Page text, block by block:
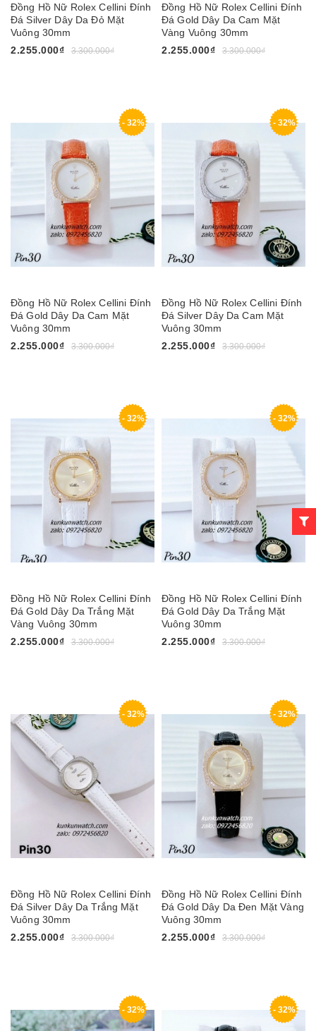
Đồng Hồ Nữ Rolex Cellini Đính
Đá Silver Dây Da Đỏ Mặt
Vuông 30mm
2.255.000₫
3.300.000₫
Đồng Hồ Nữ Rolex Cellini Đính
Đá Gold Dây Da Cam Mặt
Vàng Vuông 30mm
2.255.000₫
3.300.000₫
- 32%
Đồng Hồ Nữ Rolex Cellini Đính
Đá Gold Dây Da Cam Mặt
Vuông 30mm
2.255.000₫
3.300.000₫
- 32%
Đồng Hồ Nữ Rolex Cellini Đính
Đá Silver Dây Da Cam Mặt
Vuông 30mm
2.255.000₫
3.300.000₫
- 32%
Đồng Hồ Nữ Rolex Cellini Đính
Đá Gold Dây Da Trắng Mặt
Vàng Vuông 30mm
2.255.000₫
3.300.000₫
- 32%
Đồng Hồ Nữ Rolex Cellini Đính
Đá Gold Dây Da Trắng Mặt
Vuông 30mm
2.255.000₫
3.300.000₫
- 32%
Đồng Hồ Nữ Rolex Cellini Đính
Đá Silver Dây Da Trắng Mặt
Vuông 30mm
2.255.000₫
3.300.000₫
- 32%
Đồng Hồ Nữ Rolex Cellini Đính
Đá Gold Dây Da Đen Mặt Vàng
Vuông 30mm
2.255.000₫
3.300.000₫
- 32% - 32%